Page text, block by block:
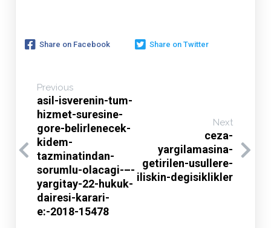
Share on Facebook Share on Twitter
Previous
asil-isverenin-tum-
hizmet-suresine-
gore-belirlenecek-
kidem-
tazminatindan-
sorumlu-olacagi-–-
yargitay-22-hukuk-
dairesi-karari-
e:-2018-15478
Next
ceza-
yargilamasina-
getirilen-usullere-
iliskin-degisiklikler